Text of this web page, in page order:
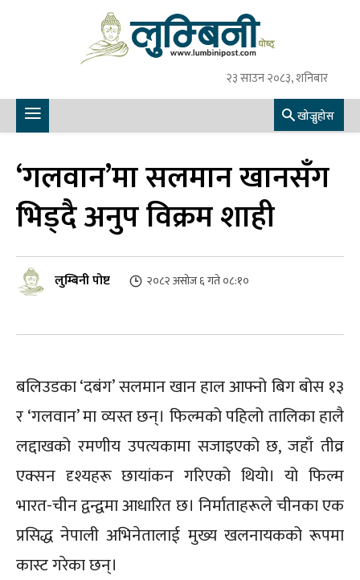
२३ साउन २०८३, शनिबार
खोज्नुहोस
‘गलवान’मा सलमान खानसँग
भिड्दै अनुप विक्रम शाही
लुम्बिनी पोष्ट २०८२ असोज ६ गते ०८:१०
बलिउडका ‘दबंग’ सलमान खान हाल आफ्नो बिग बोस १३
र ‘गलवान’ मा व्यस्त छन्। फिल्मको पहिलो तालिका हालै
लद्दाखको रमणीय उपत्यकामा सजाइएको छ, जहाँ तीव्र
एक्सन दृश्यहरू छायांकन गरिएको थियो। यो फिल्म
भारत-चीन द्वन्द्वमा आधारित छ। निर्माताहरूले चीनका एक
प्रसिद्ध नेपाली अभिनेतालाई मुख्य खलनायकको रूपमा
कास्ट गरेका छन्।